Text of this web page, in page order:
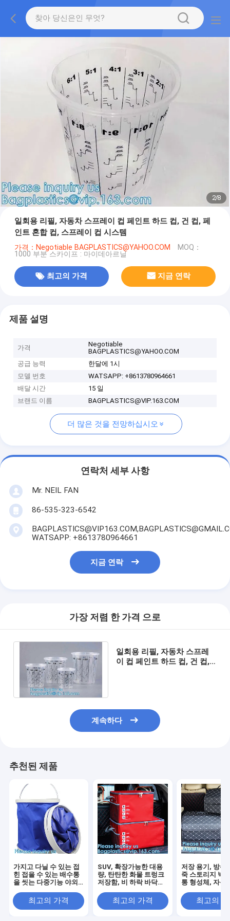
2/8
일회용 리필, 자동차 스프레이 컵 페인트 하드 컵, 건 컵, 페
인트 혼합 컵, 스프레이 컵 시스템
가격：Negotiable BAGPLASTICS@YAHOO.COM MOQ：
1000 부분 스카이프 : 마이데아르닐
최고의 가격 지금 연락
제품 설명
가격
Negotiable
BAGPLASTICS@YAHOO.COM
공급 능력
한달에 1시
모델 번호
WATSAPP: +8613780964661
배달 시간
15 일
브랜드 이름
BAGPLASTICS@VIP.163.COM
더 많은 것을 전망하십시오
연락처 세부 사항
Mr. NEIL FAN
86-535-323-6542
WATSAPP: +8613780964661
지금 연락
가장 저렴 한 가격 으로
일회용 리필, 자동차 스프레
이 컵 페인트 하드 컵, 건 컵,
계속하다
추천된 제품
가지고 다닐 수 있는 접
힌 접을 수 있는 배수통
을 씻는 다중기능 야외
최고의 가격
SUV, 확장가능한 대용
량, 탄탄한 화물 트렁크
저장함, 비 하락 바닥을
체
최고의 가격
저장 용기, 방수
죽 스토리지 박
통 형성체, 자동
최고의